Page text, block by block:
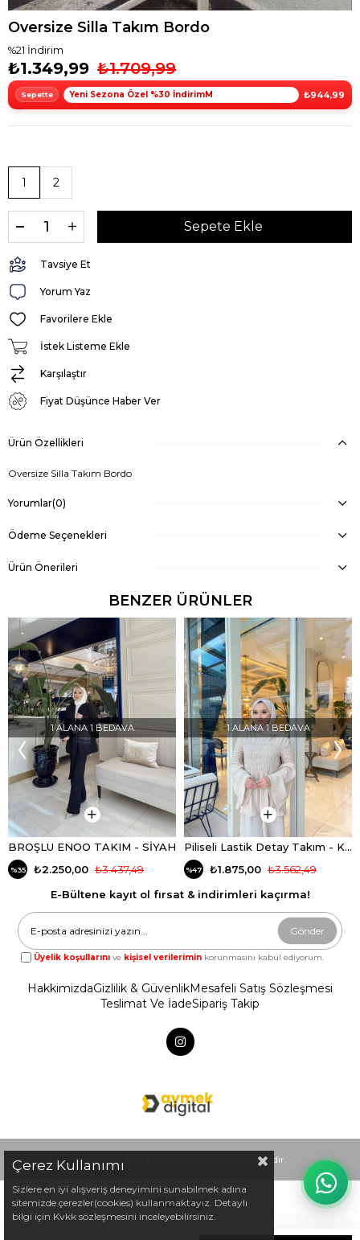
Oversize Silla Takım Bordo
%21 İndirim
₺1.709,99
₺1.349,99
Yeni Sezona Özel %30 İndirimM ₺944,99
1 2
Tavsiye Et
Yorum Yaz
Favorilere Ekle
İstek Listeme Ekle
Karşılaştır
Fiyat Düşünce Haber Ver
Ürün Özellikleri
Oversize Silla Takım Bordo
Yorumlar(0)
Ödeme Seçenekleri
Ürün Önerileri
BENZER ÜRÜNLER
1 ALANA 1 BEDAVA
BROŞLU ENOO TAKIM - SİYAH
%35 ₺2.250,00 ₺3.437,49
1 ALANA 1 BEDAVA
Piliseli Lastik Detay Takım - KREM
%47 ₺1.875,00 ₺3.562,49
E-Bültene kayıt ol fırsat & indirimleri kaçırma!
Gönder
Üyelik koşullarını ve kişisel verilerimin korunmasını kabul ediyorum.
HakkimizdaGizlilik & GüvenlikMesafeli Satış Sözleşmesi
Teslimat Ve İadeSipariş Takip
© 2026 - Tüm Hakları Saklıdır.
Çerez Kullanımı
Sizlere en iyi alışveriş deneyimini sunabilmek adına
sitemizde çerezler(cookies) kullanmaktayız. Detaylı
bilgi için Kvkk sözleşmesini inceleyebilirsiniz.